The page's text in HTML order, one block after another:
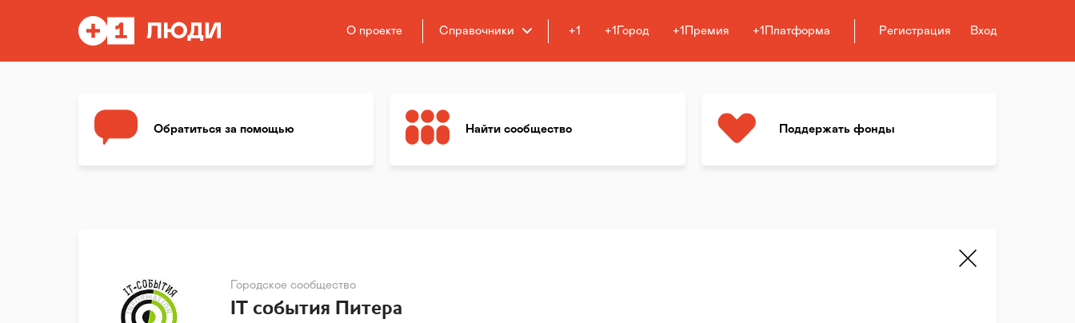
О проекте Справочники +1 +1Город +1Премия +1Платформа Регистрация Вход
Обратиться за помощью Найти сообщество Поддержать фонды
Городское сообщество
IT события Питера